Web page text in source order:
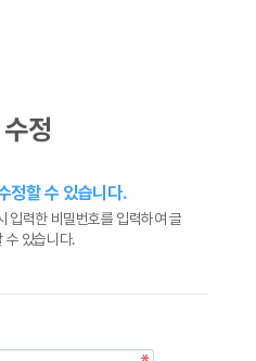
정
정할 수 있습니다.
입력한 비밀번호를 입력하여 글
수 있습니다.